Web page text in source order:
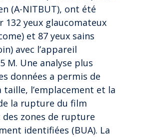
(A-NITBUT), ont été
132 yeux glaucomateux
et 87 yeux sains
avec l’appareil
M. Une analyse plus
données a permis de
l’emplacement et la
la rupture du film
des zones de rupture
identifiées (BUA). La